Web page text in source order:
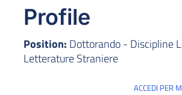
Profile
Position: Dottorando - Discipline
Letterature Straniere
ACCEDI PER